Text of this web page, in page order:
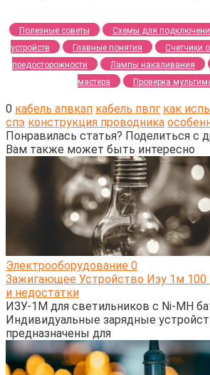
Полезные советы Схемы для
устройств
Главные понятия Счетчики
предосторожности
Лампы накаливания
мастера
Проверка
0 кабель апвкап кабель пвпг как
спэ конструкция проводника
Понравилась статья? Поделиться с
Вам также может быть интересно
Электрооборудование 0
Зажигающее Устройство Изу 1м 100
и недостатки
ИЗУ-1М для светильников с Ni-MH
Индивидуальные зарядные
предназначены для